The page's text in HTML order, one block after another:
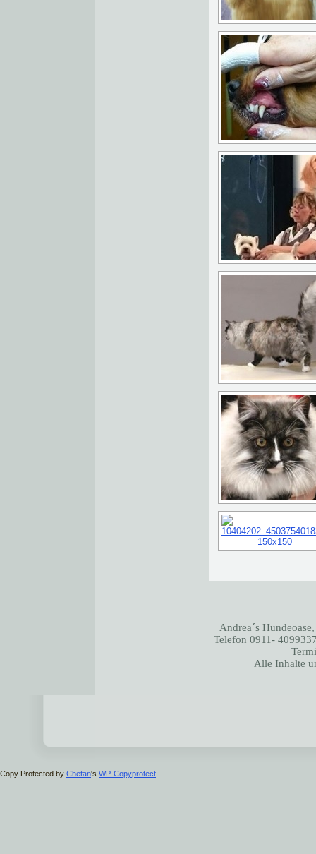
Andrea´s
Telefon 0911-
Alle Inhalte
Copy Protected by Chetan's WP-Copyprotect